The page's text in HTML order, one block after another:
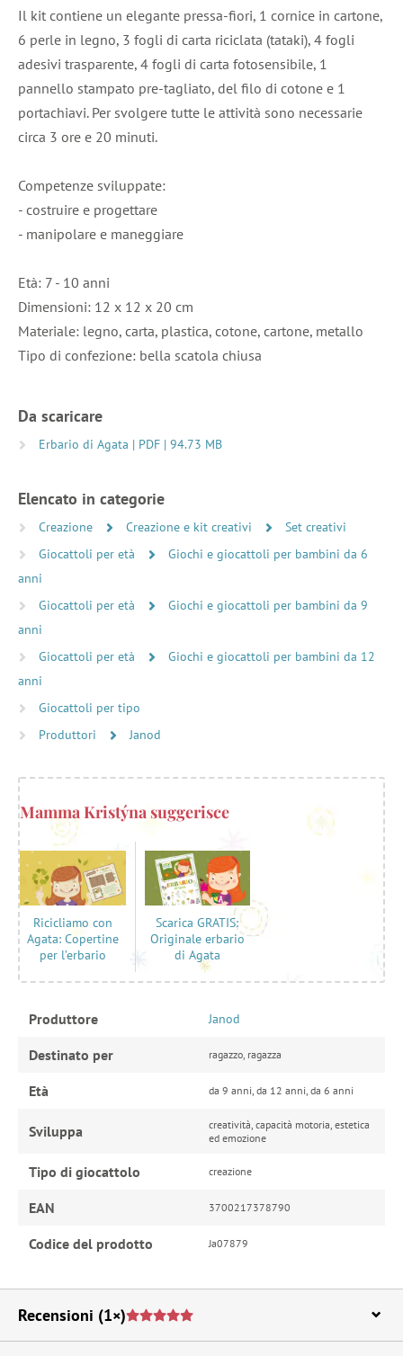
Il kit contiene un elegante pressa-fiori, 1 cornice in cartone,
6 perle in legno, 3 fogli di carta riciclata (tataki), 4 fogli
adesivi trasparente, 4 fogli di carta fotosensibile, 1
pannello stampato pre-tagliato, del filo di cotone e 1
portachiavi. Per svolgere tutte le attività sono necessarie
circa 3 ore e 20 minuti.
Competenze sviluppate:
- costruire e progettare
- manipolare e maneggiare
Età: 7 - 10 anni
Dimensioni: 12 x 12 x 20 cm
Materiale: legno, carta, plastica, cotone, cartone, metallo
Tipo di confezione: bella scatola chiusa
Da scaricare
Erbario di Agata | PDF | 94.73 MB
Elencato in categorie
Creazione Creazione e kit creativi
Set creativi
Giocattoli per età
Giochi e giocattoli per bambini da 6
anni
Giocattoli per età
Giochi e giocattoli per bambini da 9
anni
Giocattoli per età
Giochi e giocattoli per bambini da 12
anni
Giocattoli per tipo
Produttori
Janod
Mamma Kristýna suggerisce
Ricicliamo con
Agata: Copertine
per l’erbario
Scarica GRATIS:
Originale erbario
di Agata
Produttore Janod
Destinato per ragazzo, ragazza
Età da 9 anni, da 12 anni, da 6 anni
Sviluppa
creatività, capacità motoria, estetica
ed emozione
Tipo di giocattolo creazione
EAN 3700217378790
Codice del prodotto Ja07879
Recensioni (1×)